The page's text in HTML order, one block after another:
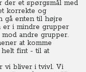
der et spørgsmål med
korrekte og
gå enten til højre
er i mindre grupper
andre grupper.
at komme
helt fint - til at
vi bliver i tvivl. Vi